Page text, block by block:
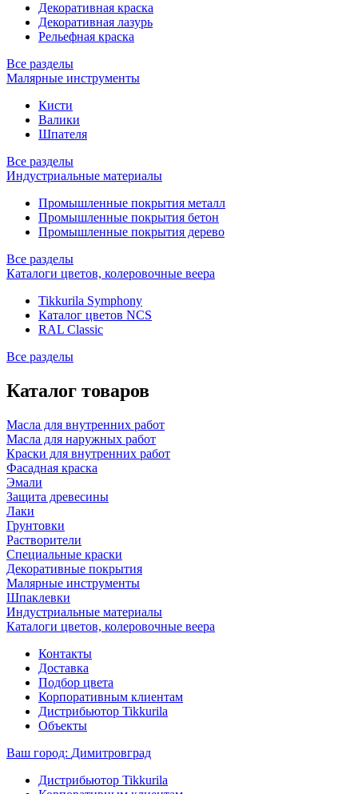
Декоративная краска
Декоративная лазурь
Рельефная краска
Все разделы
Малярные инструменты
Кисти
Валики
Шпателя
Все разделы
Индустриальные материалы
Промышленные покрытия металл
Промышленные покрытия бетон
Промышленные покрытия дерево
Все разделы
Каталоги цветов, колеровочные веера
Tikkurila Symphony
Каталог цветов NCS
RAL Classic
Все разделы
Каталог товаров
Масла для внутренних работ
Масла для наружных работ
Краски для внутренних работ
Фасадная краска
Эмали
Защита древесины
Лаки
Грунтовки
Растворители
Специальные краски
Декоративные покрытия
Малярные инструменты
Шпаклевки
Индустриальные материалы
Каталоги цветов, колеровочные веера
Контакты
Доставка
Подбор цвета
Корпоративным клиентам
Дистрибьютор Tikkurila
Объекты
Ваш город: Димитровград
Дистрибьютор Tikkurila